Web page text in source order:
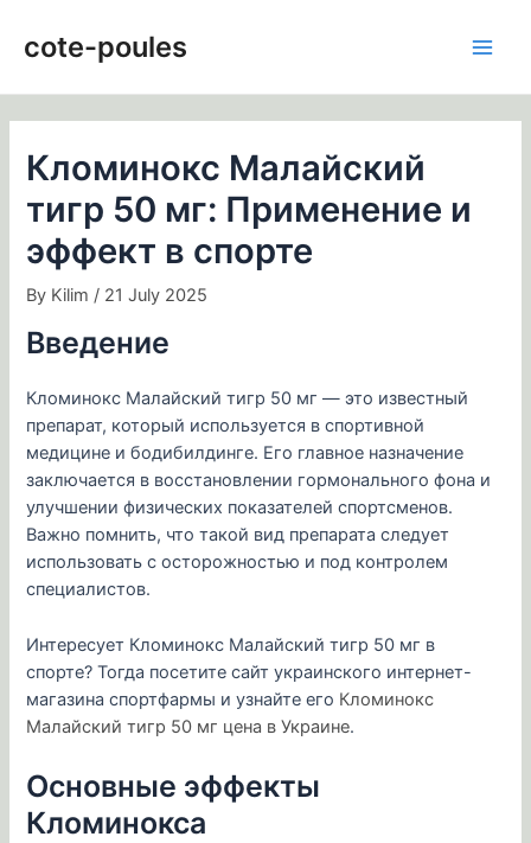
cote-poules
Кломинокс Малайский
тигр 50 мг: Применение и
эффект в спорте
By Kilim / 21 July 2025
Введение
Кломинокс Малайский тигр 50 мг — это известный
препарат, который используется в спортивной
медицине и бодибилдинге. Его главное назначение
заключается в восстановлении гормонального фона и
улучшении физических показателей спортсменов.
Важно помнить, что такой вид препарата следует
использовать с осторожностью и под контролем
специалистов.
Интересует Кломинокс Малайский тигр 50 мг в
спорте? Тогда посетите сайт украинского интернет-
магазина спортфармы и узнайте его Кломинокс
Малайский тигр 50 мг цена в Украине.
Основные эффекты
Кломинокса
navigation